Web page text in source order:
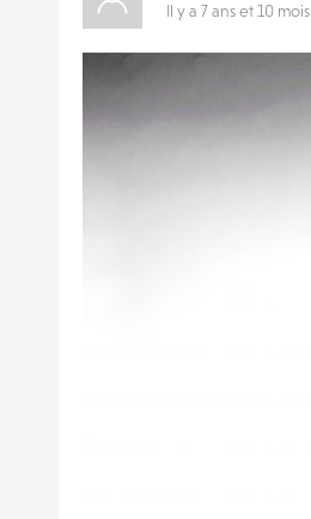
Il y a 7 ans et 10 mois